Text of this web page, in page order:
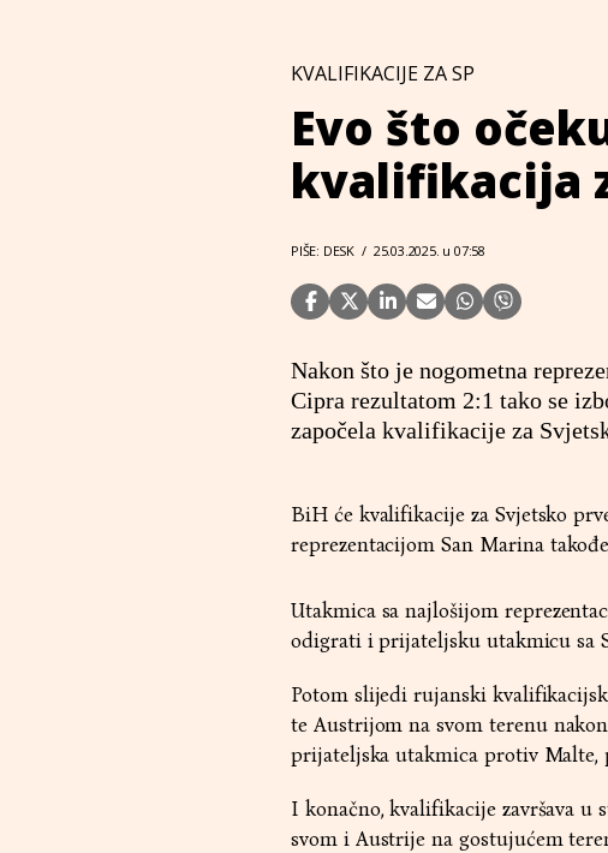
KVALIFIKACIJE ZA SP
Evo što
kvalifikacija
PIŠE: DESK / 25.03.2025. u 07:58
Nakon što je nogometna
Cipra rezultatom 2:1 tako se
započela kvalifikacije za
BiH će kvalifikacije za Svjetsko
reprezentacijom San Marina
Utakmica sa najlošijom
odigrati i prijateljsku utakmicu sa
Potom slijedi rujanski
te Austrijom na svom terenu
prijateljska utakmica protiv Malte,
I konačno, kvalifikacije završava
svom i Austrije na gostujućem